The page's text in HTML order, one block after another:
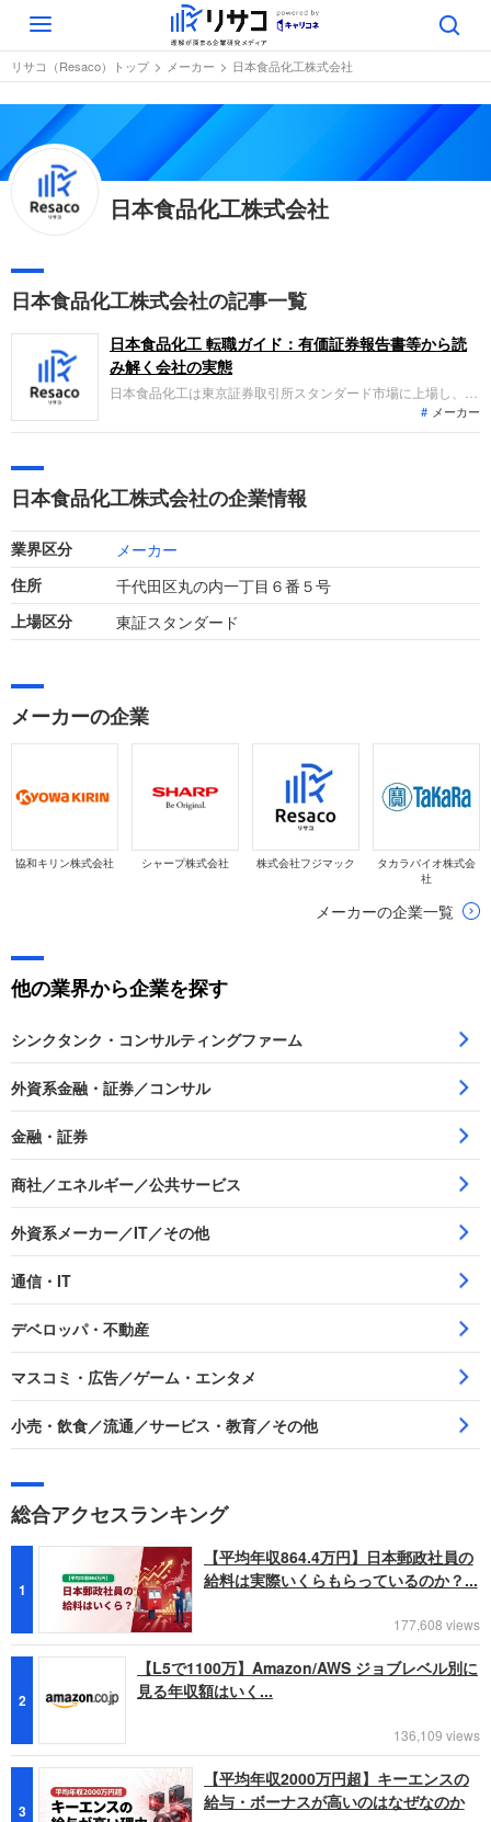
Toggle
navigation
リサコ（Resaco）トップ メーカー 日本食品化工株式会社
日本食品化工株式会社
日本食品化工株式会社の記事一覧
日本食品化工 転職ガイド：有価証券報告書等から読
み解く会社の実態
日本食品化工は東京証券取引所スタンダード市場に上場し、と
うもろこし等を原料とする澱粉や糖化品、ファインケミカルな
どの製造販売を展開しています。直近の2026年3月期は、製品
メーカー
日本食品化工株式会社の企業情報
業界区分 メーカー
住所 千代田区丸の内一丁目６番５号
上場区分 東証スタンダード
メーカーの企業
協和キリン株式会社 シャープ株式会社 株式会社フジマック
タカラバイオ株式会
社
メーカーの企業一覧
他の業界から企業を探す
シンクタンク・コンサルティングファーム
外資系金融・証券／コンサル
金融・証券
商社／エネルギー／公共サービス
外資系メーカー／IT／その他
通信・IT
デベロッパ・不動産
マスコミ・広告／ゲーム・エンタメ
小売・飲食／流通／サービス・教育／その他
総合アクセスランキング
1
【平均年収864.4万円】日本郵政社員の
給料は実際いくらもらっているのか？...
177,608 views
2
【L5で1100万】Amazon/AWS ジョブレベル別に
見る年収額はいく...
136,109 views
3
【平均年収2000万円超】キーエンスの
給与・ボーナスが高いのはなぜなのか